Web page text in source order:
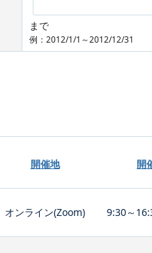
まで
例：2012/1/1～2012/12/31
開催地 開
オンライン(Zoom) 9:30～